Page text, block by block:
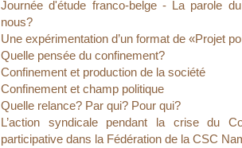
Journée d'étude franco-belge - La parole
nous?
Une expérimentation d’un format de «Projet
Quelle pensée du confinement?
Confinement et production de la société
Confinement et champ politique
Quelle relance? Par qui? Pour qui?
L’action syndicale pendant la crise du
participative dans la Fédération de la CSC